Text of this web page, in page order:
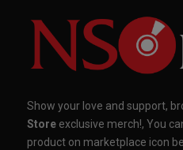
Show your love and support,
Store exclusive merch!, You
product on marketplace icon